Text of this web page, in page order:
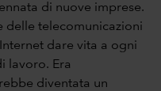
di nuove imprese.
delle telecomunicazioni
dare vita a ogni
lavoro. Era
diventata un